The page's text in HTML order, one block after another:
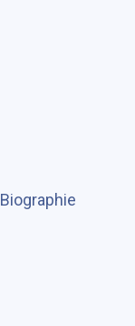
Biographie